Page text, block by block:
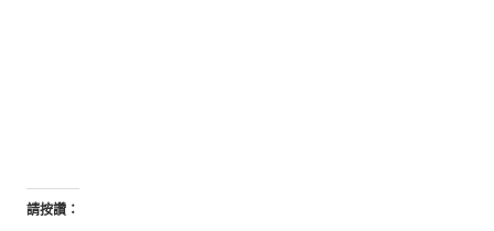
請按讚：